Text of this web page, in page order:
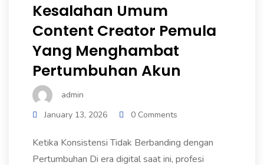
Kesalahan Umum
Content Creator Pemula
Yang Menghambat
Pertumbuhan Akun
admin
January 13, 2026
0 Comments
Ketika Konsistensi Tidak Berbanding dengan
Pertumbuhan Di era digital saat ini, profesi